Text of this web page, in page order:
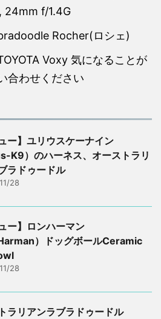
24mm f/1.4G
Rocher(ロシェ)
Voxy 気になることが
合わせください
ー】ユリウスケーナイン
K9）のハーネス、オーストラリ
ラドゥードル
28
ー】ロンハーマン
）ドッグボールCeramic
28
ラリアンラブラドゥードル